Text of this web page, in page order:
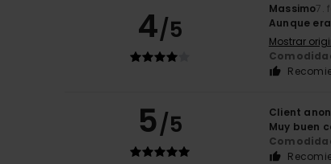
4/5
Massimo7.
Aunque
Mostrar
5/5 Client
Muy buen